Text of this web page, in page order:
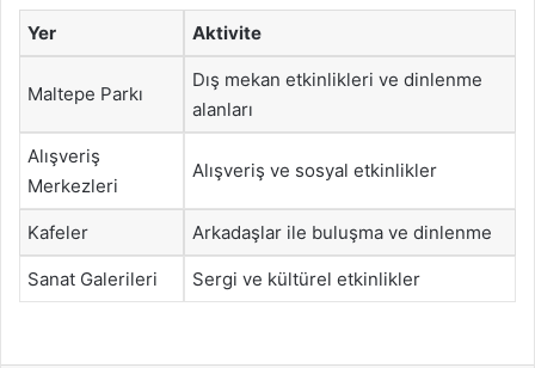
Yer Aktivite
Maltepe Parkı
Dış mekan etkinlikleri ve dinlenme
alanları
Alışveriş
Merkezleri
Alışveriş ve sosyal etkinlikler
Kafeler Arkadaşlar ile buluşma ve dinlenme
Sanat Galerileri Sergi ve kültürel etkinlikler